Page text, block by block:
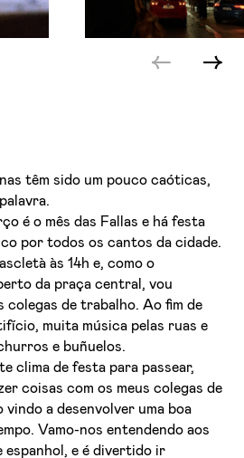
têm sido um pouco caóticas,
é o mês das Fallas e há festa
por todos os cantos da cidade.
às 14h e, como o
da praça central, vou
colegas de trabalho. Ao fim de
muita música pelas ruas e
e buñuelos.
clima de festa para passear,
coisas com os meus colegas de
vindo a desenvolver uma boa
Vamo-nos entendendo aos
espanhol, e é divertido ir